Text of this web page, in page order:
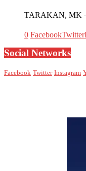
TARAKAN, MK –
0 FacebookTwitter
Social Networks
Facebook Twitter Instagram